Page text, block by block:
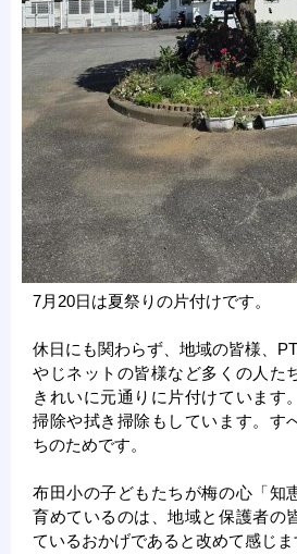
7月20日は夏祭りの片付けです。
休日にも関わらず、地域の皆様、
やじネットの皆様など多くの人た
きれいに元通りに片付けています
掃除や拭き掃除もしています。す
ちのためです。
布田小の子どもたちが梅の心「知
育めているのは、地域と保護者の
ているおかげであると改めて感じま